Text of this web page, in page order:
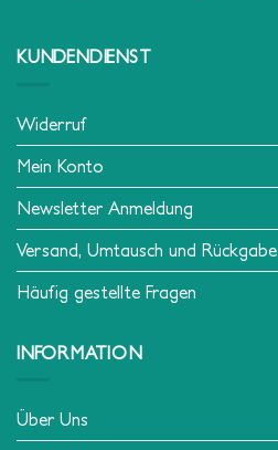
KUNDENDIENST
Widerruf
Mein Konto
Newsletter Anmeldung
Versand, Umtausch und Rückgabe
Häufig gestellte Fragen
INFORMATION
Über Uns